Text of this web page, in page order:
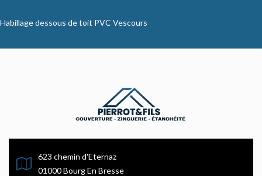
Habillage dessous de toit PVC Vescours
623 chemin d'Eternaz
01000 Bourg En Bresse